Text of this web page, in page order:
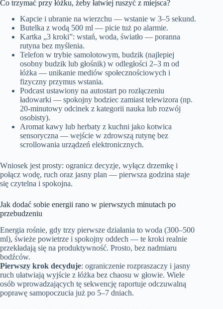
Co trzymać przy łóżku, żeby łatwiej ruszyć z miejsca?
Kapcie i ubranie na wierzchu — wstanie w 3–5 sekund.
Butelka z wodą 500 ml — picie tuż po alarmie.
Kartka „3 kroki”: wstań, woda, światło — poranna
rutyna bez myślenia.
Telefon w trybie samolotowym, budzik (najlepiej
osobny budzik lub głośnik) w odległości 2–3 m od
łóżka — unikanie mediów społecznościowych i
fizyczny przymus wstania.
Podcast ustawiony na autostart po rozłączeniu
ładowarki — spokojny bodziec zamiast telewizora (np.
20-minutowy odcinek z kategorii nauka lub rozwój
osobisty).
Aromat kawy lub herbaty z kuchni jako kotwica
sensoryczna — wejście w zdrowszą rutynę bez
scrollowania urządzeń elektronicznych.
Wniosek jest prosty: ogranicz decyzje, wyłącz drzemkę i
połącz wodę, ruch oraz jasny plan — pierwsza godzina staje
się czytelna i spokojna.
Jak dodać sobie energii rano w pierwszych minutach po
przebudzeniu
Energia rośnie, gdy trzy pierwsze działania to woda (300–500
ml), świeże powietrze i spokojny oddech — te kroki realnie
przekładają się na produktywność. Prosto, bez nadmiaru
bodźców.
Pierwszy krok decyduje: ograniczenie rozpraszaczy i jasny
ruch ułatwiają wyjście z łóżka bez chaosu w głowie. Wiele
osób wprowadzających tę sekwencję raportuje odczuwalną
poprawę samopoczucia już po 5–7 dniach.